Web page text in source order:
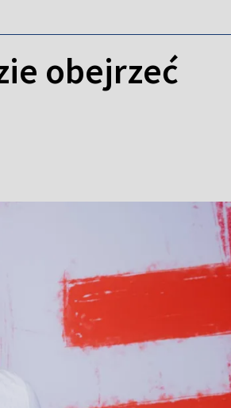
obejrzeć